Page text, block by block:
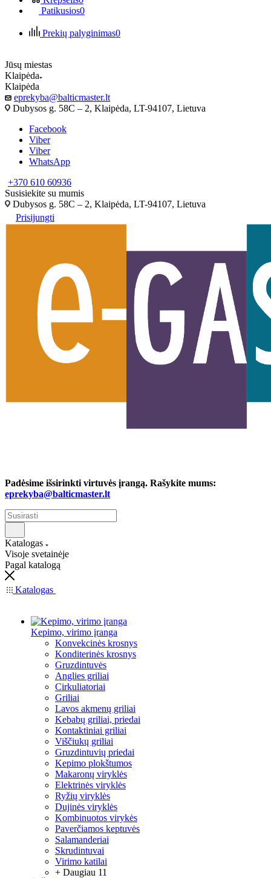
Patikusios0
Prekių palyginimas0
Jūsų miestas
Klaipėda
Klaipėda
eprekyba@balticmaster.lt
Dubysos g. 58C – 2, Klaipėda, LT-94107, Lietuva
Facebook
Viber
Viber
WhatsApp
+370 610 60936
Susisiekite su mumis
Dubysos g. 58C – 2, Klaipėda, LT-94107, Lietuva
Prisijungti
Padėsime išsirinkti virtuvės įrangą. Rašykite mums:
eprekyba@balticmaster.lt
Katalogas
Visoje svetainėje
Pagal katalogą
Katalogas
Kepimo, virimo įranga
Konvekcinės krosnys
Konditerinės krosnys
Gruzdintuvės
Anglies griliai
Cirkuliatoriai
Griliai
Lavos akmenų griliai
Kebabų griliai, priedai
Kontaktiniai griliai
Viščiukų griliai
Gruzdintuvių priedai
Kepimo plokštumos
Makaronų viryklės
Elektrinės viryklės
Ryžių viryklės
Dujinės viryklės
Kombinuotos virykės
Paverčiamos keptuvės
Salamanderiai
Skrudintuvai
Virimo katilai
+ Daugiau 11